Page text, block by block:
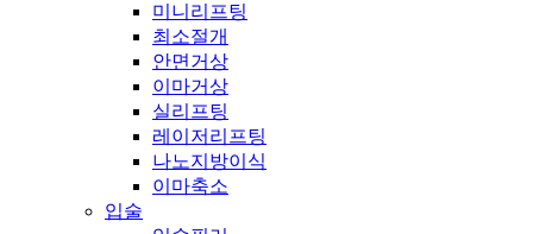
미니리프팅
최소절개
안면거상
이마거상
실리프팅
레이저리프팅
나노지방이식
이마축소
입술